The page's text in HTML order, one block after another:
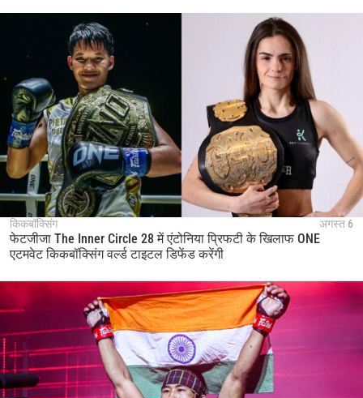
किकबॉक्सिंग अगस्त 6
फेटजीजा The Inner Circle 28 में एंटोनिया प्रिफटी के खिलाफ ONE
एटमवेट किकबॉक्सिंग वर्ल्ड टाइटल डिफेंड करेंगी
हाइलाइट्स देखें
By submitting this form, you are agreeing to our
collection, use and disclosure of your information
under ourPrivacy Policy
. You may unsubscribe from
these communications at any time.